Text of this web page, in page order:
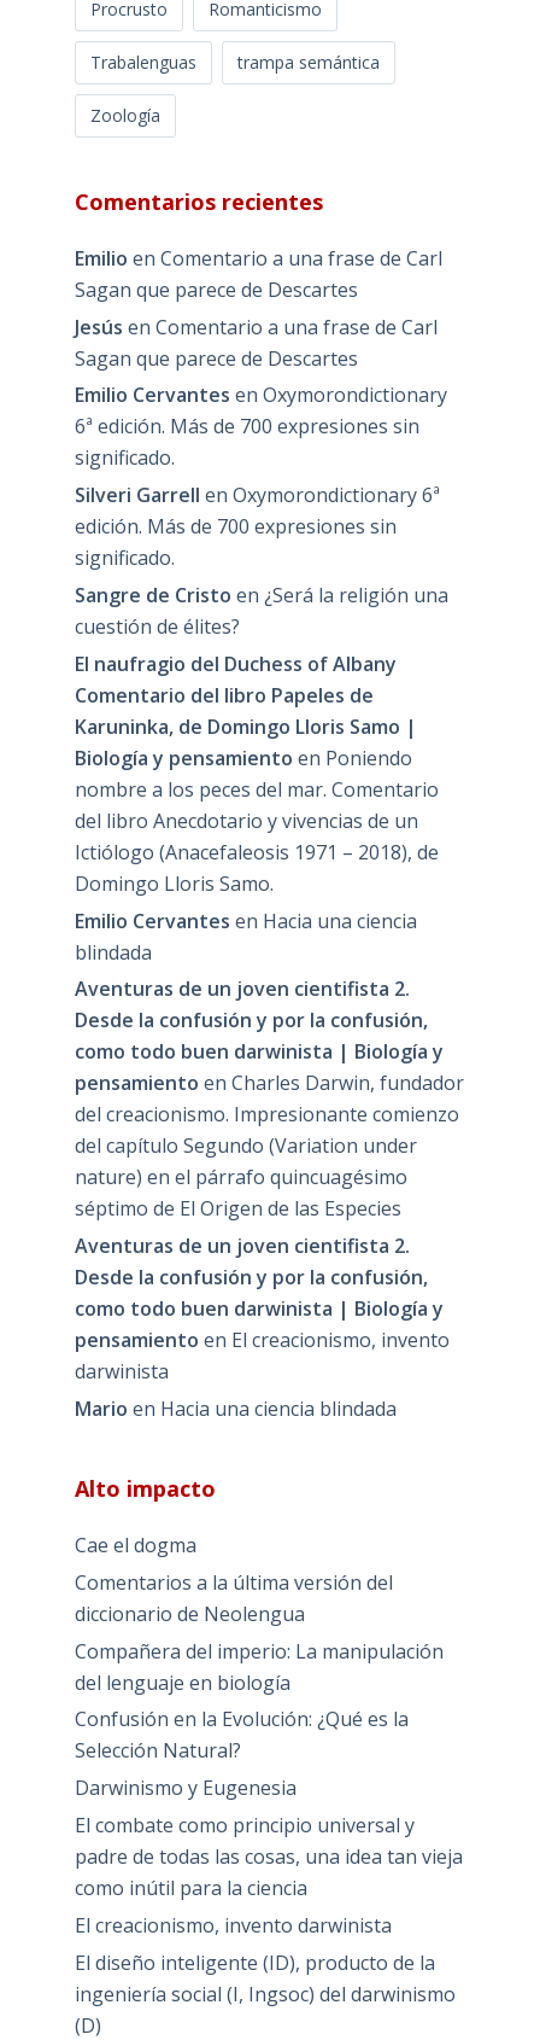
Procrusto Romanticismo
Trabalenguas trampa semántica
Zoología
Comentarios recientes
Emilio en Comentario a una frase de Carl
Sagan que parece de Descartes
Jesús en Comentario a una frase de Carl
Sagan que parece de Descartes
Emilio Cervantes en Oxymorondictionary
6ª edición. Más de 700 expresiones sin
significado.
Silveri Garrell en Oxymorondictionary 6ª
edición. Más de 700 expresiones sin
significado.
Sangre de Cristo en ¿Será la religión una
cuestión de élites?
El naufragio del Duchess of Albany
Comentario del libro Papeles de
Karuninka, de Domingo Lloris Samo |
Biología y pensamiento en Poniendo
nombre a los peces del mar. Comentario
del libro Anecdotario y vivencias de un
Ictiólogo (Anacefaleosis 1971 – 2018), de
Domingo Lloris Samo.
Emilio Cervantes en Hacia una ciencia
blindada
Aventuras de un joven cientifista 2.
Desde la confusión y por la confusión,
como todo buen darwinista | Biología y
pensamiento en Charles Darwin, fundador
del creacionismo. Impresionante comienzo
del capítulo Segundo (Variation under
nature) en el párrafo quincuagésimo
séptimo de El Origen de las Especies
Aventuras de un joven cientifista 2.
Desde la confusión y por la confusión,
como todo buen darwinista | Biología y
pensamiento en El creacionismo, invento
darwinista
Mario en Hacia una ciencia blindada
Alto impacto
Cae el dogma
Comentarios a la última versión del
diccionario de Neolengua
Compañera del imperio: La manipulación
del lenguaje en biología
Confusión en la Evolución: ¿Qué es la
Selección Natural?
Darwinismo y Eugenesia
El combate como principio universal y
padre de todas las cosas, una idea tan vieja
como inútil para la ciencia
El creacionismo, invento darwinista
El diseño inteligente (ID), producto de la
ingeniería social (I, Ingsoc) del darwinismo
(D)